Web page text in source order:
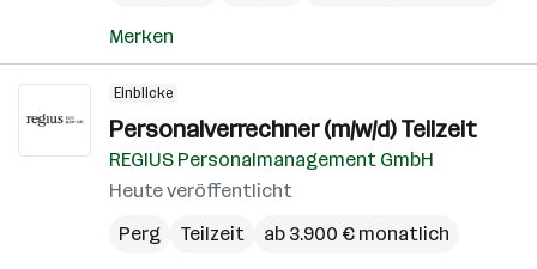
Merken
Einblicke
Personalverrechner (m/w/d) Teilzeit
REGIUS Personalmanagement GmbH
Heute veröffentlicht
Perg
Teilzeit ab 3.900 € monatlich